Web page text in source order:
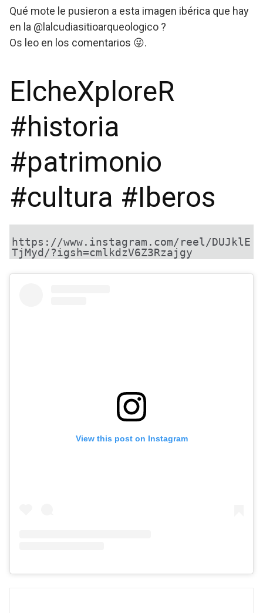
Qué mote le pusieron a esta imagen ibérica que hay
en la @lalcudiasitioarqueologico ?
Os leo en los comentarios 😜.
ElcheXploreR
#historia
#patrimonio
#cultura #Iberos
https://www.instagram.com/reel/DUJklE
TjMyd/?igsh=cmlkdzV6Z3Rzajgy
View this post on Instagram